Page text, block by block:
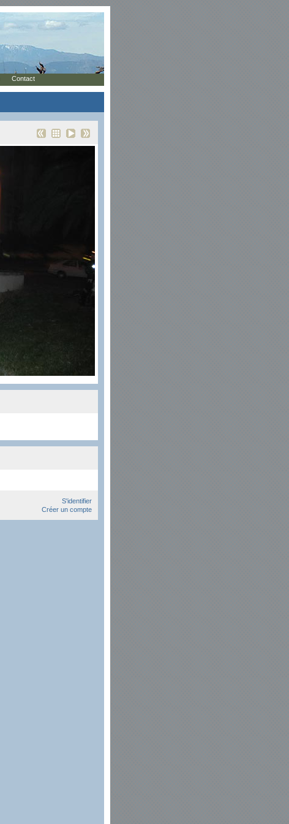
S'identifier
Créer un compte
Contact